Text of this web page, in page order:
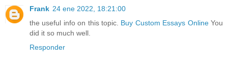
Frank 24 ene 2022, 18:21:00
the useful info on this topic. Buy Custom Essays OnlineYou
did it so much well.
Responder